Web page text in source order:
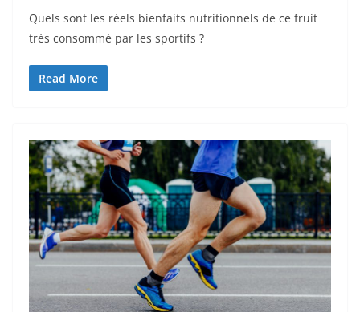
Quels sont les réels bienfaits nutritionnels de ce fruit
très consommé par les sportifs ?
Read More